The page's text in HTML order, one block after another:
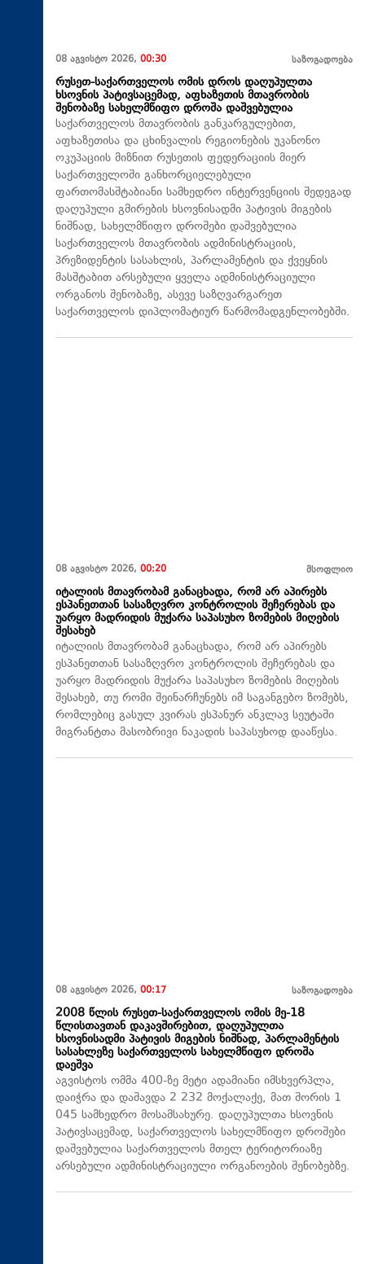
08 აგვისტო 2026, 00:30 საზოგადოება
რუსეთ-საქართველოს ომის დროს დაღუპულთა
ხსოვნის პატივსაცემად, აფხაზეთის მთავრობის
შენობაზე სახელმწიფო დროშა დაშვებულია
საქართველოს მთავრობის განკარგულებით,
აფხაზეთისა და ცხინვალის რეგიონების უკანონო
ოკუპაციის მიზნით რუსეთის ფედერაციის მიერ
საქართველოში განხორციელებული
ფართომასშტაბიანი სამხედრო ინტერვენციის შედეგად
დაღუპული გმირების ხსოვნისადმი პატივის მიგების
ნიშნად, სახელმწიფო დროშები დაშვებულია
საქართველოს მთავრობის ადმინისტრაციის,
პრეზიდენტის სასახლის, პარლამენტის და ქვეყნის
მასშტაბით არსებული ყველა ადმინისტრაციული
ორგანოს შენობაზე, ასევე საზღვარგარეთ
საქართველოს დიპლომატიურ წარმომადგენლობებში.
08 აგვისტო 2026, 00:20 მსოფლიო
იტალიის მთავრობამ განაცხადა, რომ არ აპირებს
ესპანეთთან სასაზღვრო კონტროლის შეჩერებას და
უარყო მადრიდის მუქარა საპასუხო ზომების მიღების
შესახებ
იტალიის მთავრობამ განაცხადა, რომ არ აპირებს
ესპანეთთან სასაზღვრო კონტროლის შეჩერებას და
უარყო მადრიდის მუქარა საპასუხო ზომების მიღების
შესახებ, თუ რომი შეინარჩუნებს იმ საგანგებო ზომებს,
რომლებიც გასულ კვირას ესპანურ ანკლავ სეუტაში
მიგრანტთა მასობრივი ნაკადის საპასუხოდ დააწესა.
08 აგვისტო 2026, 00:17 საზოგადოება
2008 წლის რუსეთ-საქართველოს ომის მე-18
წლისთავთან დაკავშირებით, დაღუპულთა
ხსოვნისადმი პატივის მიგების ნიშნად, პარლამენტის
სასახლეზე საქართველოს სახელმწიფო დროშა
დაეშვა
აგვისტოს ომმა 400-ზე მეტი ადამიანი იმსხვერპლა,
დაიჭრა და დაშავდა 2 232 მოქალაქე, მათ შორის 1
045 სამხედრო მოსამსახურე. დაღუპულთა ხსოვნის
პატივსაცემად, საქართველოს სახელმწიფო დროშები
დაშვებულია საქართველოს მთელ ტერიტორიაზე
არსებული ადმინისტრაციული ორგანოების შენობებზე.